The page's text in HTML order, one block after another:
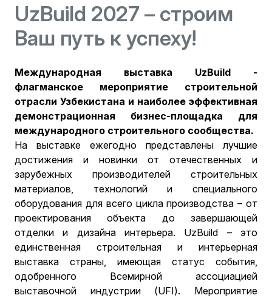
UzBuild 2027 – строим
Ваш путь к успеху!
Международная выставка UzBuild -
флагманское мероприятие строительной
отрасли Узбекистана и наиболее эффективная
демонстрационная бизнес-площадка для
международного строительного сообщества.
На выставке ежегодно представлены лучшие
достижения и новинки от отечественных и
зарубежных производителей строительных
материалов, технологий и специального
оборудования для всего цикла производства – от
проектирования объекта до завершающей
отделки и дизайна интерьера. UzBuild – это
единственная строительная и интерьерная
выставка страны, имеющая статус события,
одобренного Всемирной ассоциацией
выставочной индустрии (UFI). Мероприятие